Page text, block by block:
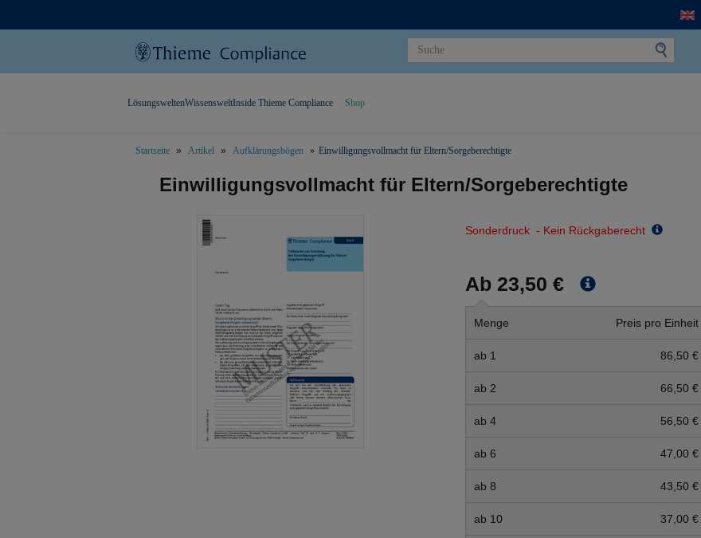
LösungsweltenWissensweltInside Thieme Compliance Shop
Startseite Artikel Aufklärungsbögen Einwilligungsvollmacht für Eltern/Sorgeberechtigte
Einwilligungsvollmacht für Eltern/Sorgeberechtigte
Sonderdruck - Kein Rückgaberecht
Ab 23,50 €
Menge Preis pro Einheit
ab 1 86,50 €
ab 2 66,50 €
ab 4 56,50 €
ab 6 47,00 €
ab 8 43,50 €
ab 10 37,00 €